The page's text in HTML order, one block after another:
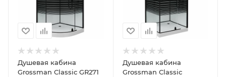
Душевая кабина
Grossman Classic GR271
Душевая кабина
Grossman Classic